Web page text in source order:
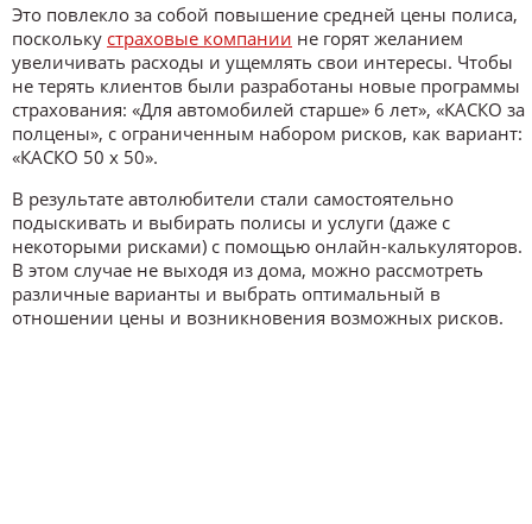
Это повлекло за собой повышение средней цены полиса,
поскольку страховые компании не горят желанием
увеличивать расходы и ущемлять свои интересы. Чтобы
не терять клиентов были разработаны новые программы
страхования: «Для автомобилей старше» 6 лет», «КАСКО за
полцены», с ограниченным набором рисков, как вариант:
«КАСКО 50 х 50».
В результате автолюбители стали самостоятельно
подыскивать и выбирать полисы и услуги (даже с
некоторыми рисками) с помощью онлайн-калькуляторов.
В этом случае не выходя из дома, можно рассмотреть
различные варианты и выбрать оптимальный в
отношении цены и возникновения возможных рисков.